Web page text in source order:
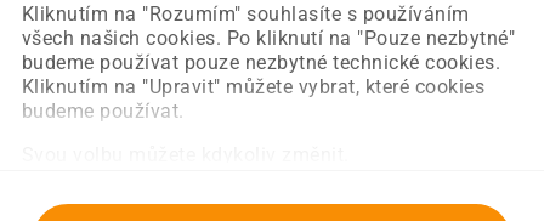
Kliknutím na "Rozumím" souhlasíte s používáním
všech našich cookies. Po kliknutí na "Pouze nezbytné"
budeme používat pouze nezbytné technické cookies.
Kliknutím na "Upravit" můžete vybrat, které cookies
budeme používat.
Obnovit stránku Úvodní strana